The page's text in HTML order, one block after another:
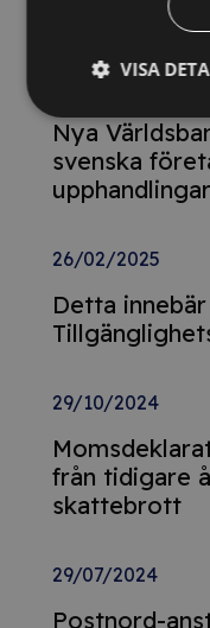
Relaterade
Nya
svenska
26/02/2025
Detta innebär
29/10/2024
från tidigare
skattebrott
29/07/2024
Postnord-
VISA